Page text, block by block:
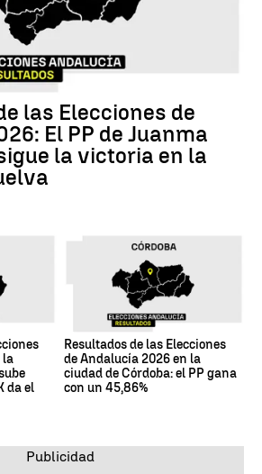
las Elecciones de
El PP de Juanma
la victoria en la
la
da el
Resultados de las Elecciones
de Andalucía 2026 en la
ciudad de Córdoba: el PP gana
con un 45,86%